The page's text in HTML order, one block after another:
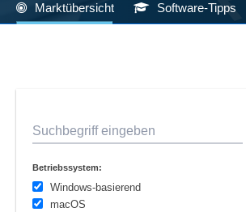
Marktübersicht Software-Tipps
Suchbegriff eingeben
Betriebssystem:
Windows-basierend
macOS